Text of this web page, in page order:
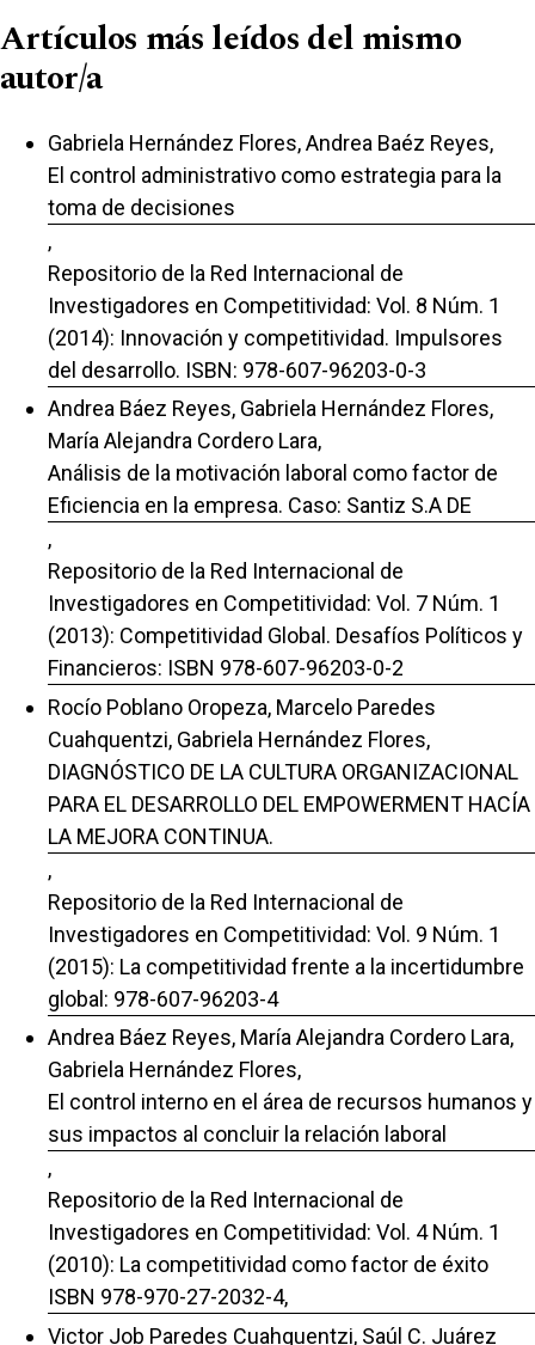
Artículos más leídos del mismo
autor/a
Gabriela Hernández Flores, Andrea Baéz Reyes,
El control administrativo como estrategia para la
toma de decisiones
,
Repositorio de la Red Internacional de
Investigadores en Competitividad: Vol. 8 Núm. 1
(2014): Innovación y competitividad. Impulsores
del desarrollo. ISBN: 978-607-96203-0-3
Andrea Báez Reyes, Gabriela Hernández Flores,
María Alejandra Cordero Lara,
Análisis de la motivación laboral como factor de
Eficiencia en la empresa. Caso: Santiz S.A DE
,
Repositorio de la Red Internacional de
Investigadores en Competitividad: Vol. 7 Núm. 1
(2013): Competitividad Global. Desafíos Políticos y
Financieros: ISBN 978-607-96203-0-2
Rocío Poblano Oropeza, Marcelo Paredes
Cuahquentzi, Gabriela Hernández Flores,
DIAGNÓSTICO DE LA CULTURA ORGANIZACIONAL
PARA EL DESARROLLO DEL EMPOWERMENT HACÍA
LA MEJORA CONTINUA.
,
Repositorio de la Red Internacional de
Investigadores en Competitividad: Vol. 9 Núm. 1
(2015): La competitividad frente a la incertidumbre
global: 978-607-96203-4
Andrea Báez Reyes, María Alejandra Cordero Lara,
Gabriela Hernández Flores,
El control interno en el área de recursos humanos y
sus impactos al concluir la relación laboral
,
Repositorio de la Red Internacional de
Investigadores en Competitividad: Vol. 4 Núm. 1
(2010): La competitividad como factor de éxito
ISBN 978-970-27-2032-4,
Victor Job Paredes Cuahquentzi, Saúl C. Juárez